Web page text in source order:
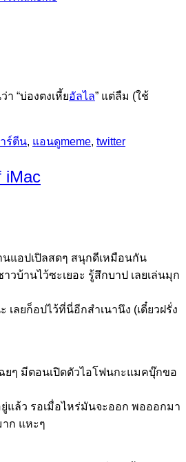
“บ่องตงเหี้ยอัลไล” แต่ลืม (ใช้
ร์ตีน, แอนดูTags
meme, twitter
iMac
นแอปเปิลสดๆ สนุกดีเหมือนกัน
วบ้านไว้ซะเยอะ รู้สึกบาป เลยเล่นมุก
เลยก็อปไว้ที่นี่อีกสำเนานึง (เดี๋ยวฝรั่ง
ยๆ มีตอนเปิดตัวไอโฟนกะแมคบุ๊กขอ
ยู่แล้ว รอเมื่อไหร่มันจะออก พอออกมา
าก แหะๆ